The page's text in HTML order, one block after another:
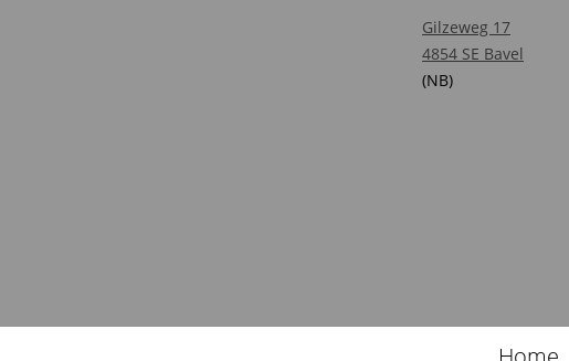
Gilzeweg 17
4854 SE Bavel
(NB)